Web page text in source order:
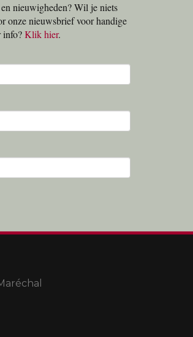
nieuwigheden? Wil je niets
onze nieuwsbrief voor handige
info?Klik hier.